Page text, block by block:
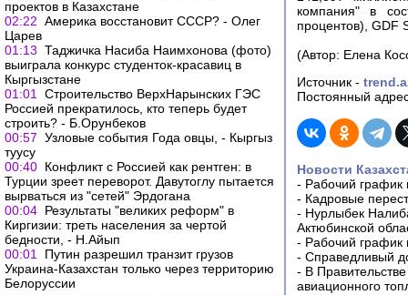
проектов в Казахстане
02:22 Америка восстановит СССР? - Олег
Царев
01:13 Таджичка Насиба Наимхонова (фото)
выиграла конкурс студенток-красавиц в
Кыргызстане
01:01
Строительство ВерхНарынских ГЭС
Россией прекратилось, кто теперь будет
строить? - Б.Орунбеков
00:57 Узловые события Года овцы, - Кыргыз
туусу
00:40 Конфликт с Россией как рентген: в
Турции зреет переворот. Давутоглу пытается
вырваться из "сетей" Эрдогана
00:04 Результаты "великих реформ" в
Киргизии: треть населения за чертой
бедности, - Н.Айып
00:01
Путин разрешил транзит грузов
Украина-Казахстан только через территорию
Белоруссии
компания" в
процентов), GDF
(Автор: Елена
Источник -
Постоянный
Новости
- Рабочий график
- Кадровые
- Нурлыбек
Актюбинской
- Рабочий график
- Справедливый
- В
авиационного